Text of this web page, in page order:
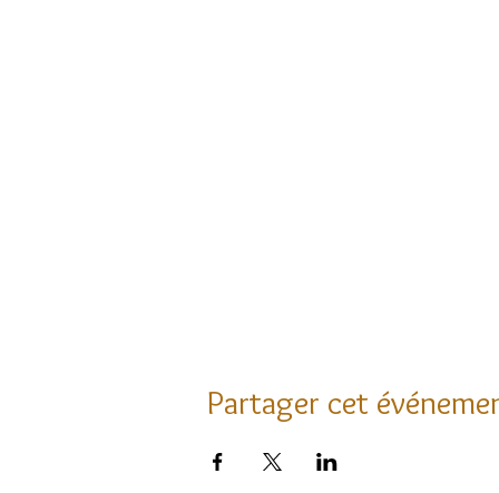
Partager cet